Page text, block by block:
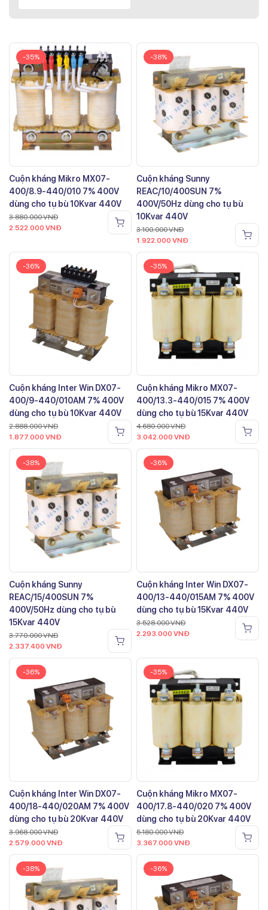
-35%
Cuộn kháng Mikro MX07-
400/8.9-440/010 7% 400V
dùng cho tụ bù 10Kvar 440V
3.880.000VNĐ
2.522.000 VNĐ
-38%
Cuộn kháng Sunny
REAC/10/400SUN 7%
400V/50Hz dùng cho tụ bù
10Kvar 440V
3.100.000VNĐ
1.922.000 VNĐ
-36%
Cuộn kháng Inter Win DX07-
400/9-440/010AM 7% 400V
dùng cho tụ bù 10Kvar 440V
2.888.000VNĐ
1.877.000 VNĐ
-35%
Cuộn kháng Mikro MX07-
400/13.3-440/015 7% 400V
dùng cho tụ bù 15Kvar 440V
4.680.000VNĐ
3.042.000 VNĐ
-38%
Cuộn kháng Sunny
REAC/15/400SUN 7%
400V/50Hz dùng cho tụ bù
15Kvar 440V
3.770.000VNĐ
2.337.400 VNĐ
-36%
Cuộn kháng Inter Win DX07-
400/13-440/015AM 7% 400V
dùng cho tụ bù 15Kvar 440V
3.528.000VNĐ
2.293.000 VNĐ
-36%
Cuộn kháng Inter Win DX07-
400/18-440/020AM 7% 400V
dùng cho tụ bù 20Kvar 440V
3.968.000VNĐ
2.579.000 VNĐ
-35%
Cuộn kháng Mikro MX07-
400/17.8-440/020 7% 400V
dùng cho tụ bù 20Kvar 440V
5.180.000VNĐ
3.367.000 VNĐ
-38% -36%